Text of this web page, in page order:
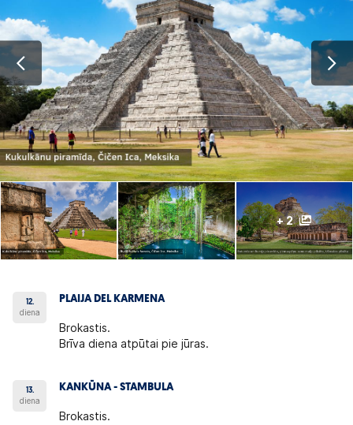
+ 2
12.
diena
PLAIJA DEL KARMENA
Brokastis.
Brīva diena atpūtai pie jūras.
13.
diena
KANKŪNA - STAMBULA
Brokastis.